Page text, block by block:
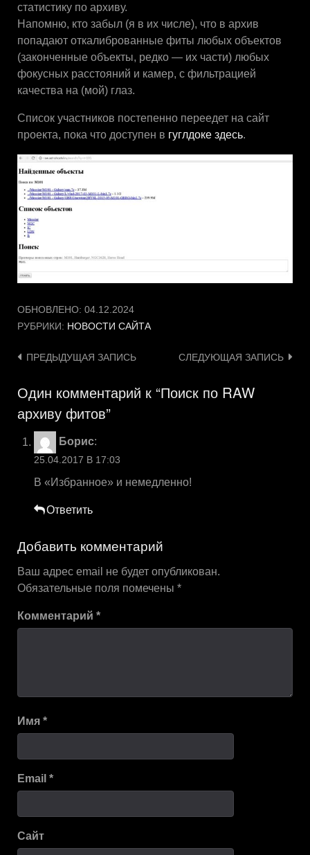
статистику по архиву.
Напомню, кто забыл (я в их числе), что в архив
попадают откалиброванные фиты любых объектов
(законченные объекты, редко — их части) любых
фокусных расстояний и камер, с фильтрацией
качества на (мой) глаз.
Список участников постепенно переедет на сайт
проекта, пока что доступен в гуглдоке здесь.
ОБНОВЛЕНО: 04.12.2024
РУБРИКИ: НОВОСТИ САЙТА
Навигация
записям
ПРЕДЫДУЩАЯ ЗАПИСЬ СЛЕДУЮЩАЯ ЗАПИСЬ
Один комментарий к “Поиск по RAW
архиву фитов”
Борис:
25.04.2017 В 17:03
В «Избранное» и немедленно!
Ответить
Добавить комментарий
Ваш адрес email не будет опубликован.
Обязательные поля помечены *
Комментарий *
Имя *
Email *
Сайт